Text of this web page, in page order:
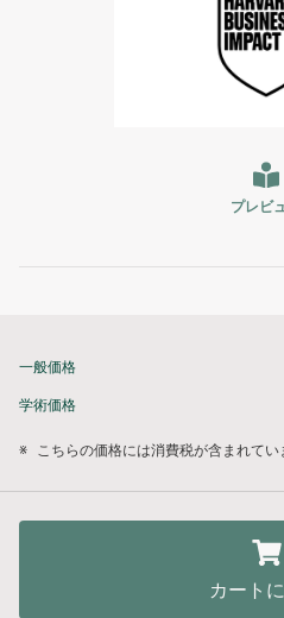
プレビ
一般価格
学術価格
※ こちらの価格には消費税が含まれてい
カート